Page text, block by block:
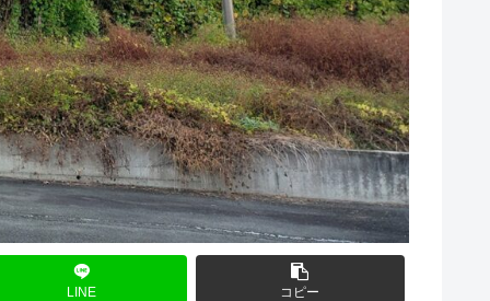
LINE コピー